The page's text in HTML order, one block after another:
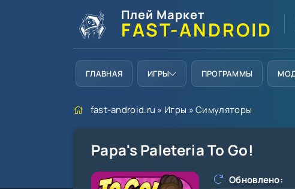
Плей Маркет
FAST-ANDROID
ГЛАВНАЯ ИГРЫ ПРОГРАММЫ
fast-android.ru » Игры »Симуляторы
Papa's Paleteria To Go!
Обновлено: